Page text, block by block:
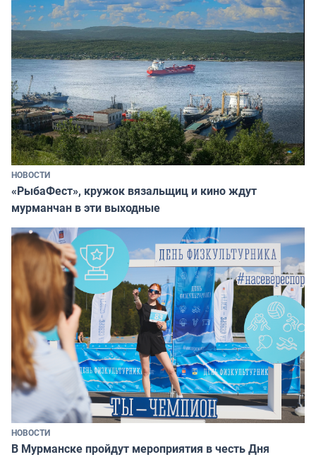
НОВОСТИ
«РыбаФест», кружок вязальщиц и кино ждут
мурманчан в эти выходные
НОВОСТИ
В Мурманске пройдут мероприятия в честь Дня